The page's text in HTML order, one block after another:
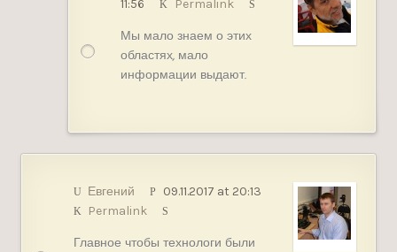
11:56
Permalink
Мы мало знаем о этих
областях, мало
информации выдают.
Евгений
09.11.2017 at 20:13
Permalink
Главное чтобы технологи были